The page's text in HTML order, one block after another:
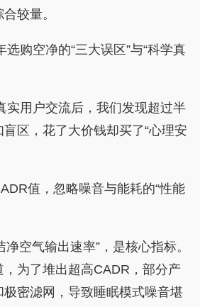
较量。
购空净的“三大误区”与“科学真
实用户交流后，我们发现超过半
区，花了大价钱却买了“心理安
值，忽略噪音与能耗的“性能
净空气输出速率”，是核心指标。
为了堆出超高CADR，部分产
密滤网，导致睡眠模式噪音堪